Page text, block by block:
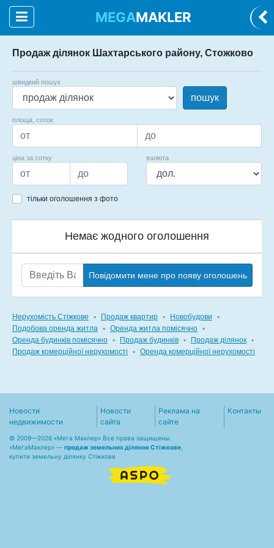
MEGAMAKLER
Продаж ділянок Шахтарського району, Стожково
швидкий пошук
пошук
площа, соток
ціна за сотку валюта
тільки оголошення з фото
Немає жодного оголошення
Повідомити мене про появу оголошень
Нерухомість Стіжкове ▪ Продаж квартир ▪ Новобудови
▪
Подобова оренда житла ▪ Оренда житла помісячно ▪
Оренда будинків помісячно ▪ Продаж будинків ▪ Продаж ділянок ▪
Продаж комерційної нерухомості
▪ Оренда комерційної нерухомості
Новости
недвижимости
Новости
сайта
Реклама на
сайте
Контакты
© 2009—2026 «Мега Маклер» Все права защищены.
«МегаМаклер» — продаж земельних ділянок Стіжкове
купити земельну ділянку Стіжкове